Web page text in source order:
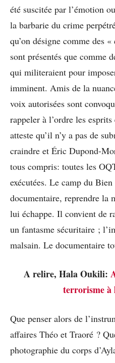
été suscitée par l’émotion
la barbarie du crime
qu’on désigne comme des
sont présentés que comme
qui militeraient pour
imminent. Amis de la
voix autorisées sont
rappeler à l’ordre les
atteste qu’il n’y a pas de
craindre et Éric Dupond-
tous compris: toutes les
exécutées. Le camp du
documentaire, reprendre la
lui échappe. Il convient de
un fantasme sécuritaire ;
malsain. Le documentaire
A relire, Hala Oukili:
terrorisme à
Que penser alors de
affaires Théo et Traoré ?
photographie du corps